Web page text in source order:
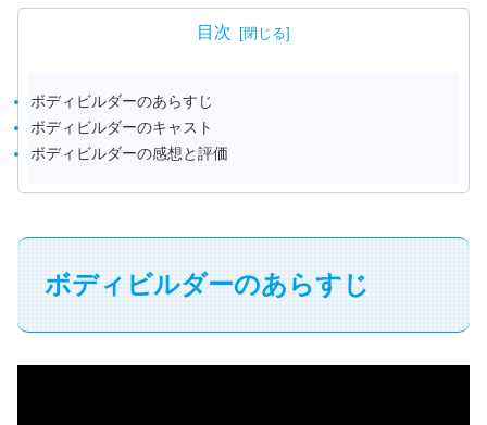
目次
ボディビルダーのあらすじ
ボディビルダーのキャスト
ボディビルダーの感想と評価
ボディビルダーのあらすじ